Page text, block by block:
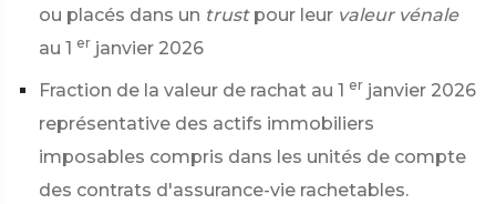
ou placés dans un trust pour leur valeur vénale
au 1 er janvier 2026
Fraction de la valeur de rachat au 1 er janvier 2026
représentative des actifs immobiliers
imposables compris dans les unités de compte
des contrats d'assurance-vie rachetables.